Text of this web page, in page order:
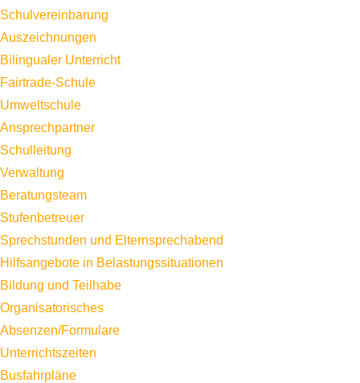
Schulvereinbarung
Auszeichnungen
Bilingualer Unterricht
Fairtrade-Schule
Umweltschule
Ansprechpartner
Schulleitung
Verwaltung
Beratungsteam
Stufenbetreuer
Sprechstunden und Elternsprechabend
Hilfsangebote in Belastungssituationen
Bildung und Teilhabe
Organisatorisches
Absenzen/Formulare
Unterrichtszeiten
Busfahrpläne